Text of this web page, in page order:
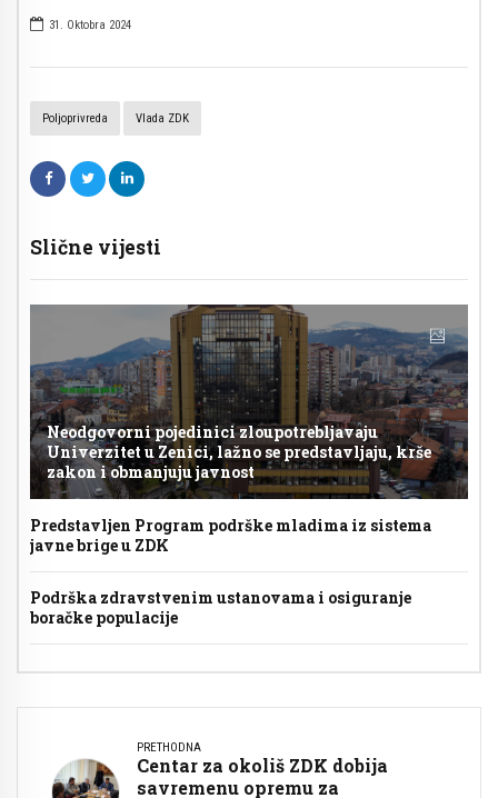
31. Oktobra 2024
Poljoprivreda Vlada ZDK
Slične vijesti
Neodgovorni pojedinici zloupotrebljavaju
Univerzitet u Zenici, lažno se predstavljaju, krše
zakon i obmanjuju javnost
Predstavljen Program podrške mladima iz sistema
javne brige u ZDK
Podrška zdravstvenim ustanovama i osiguranje
boračke populacije
PRETHODNA
Centar za okoliš ZDK dobija
savremenu opremu za